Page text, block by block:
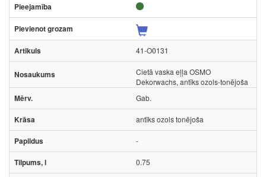
41-O0131
Cietā vaska eļļa OSMO
Dekorwachs, antīks ozols-tonējoša
Gab.
antīks ozols tonējoša
-
0.75